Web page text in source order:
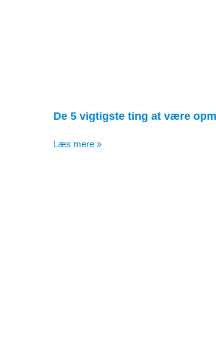
De 5 vigtigste ting at være
Læs mere »